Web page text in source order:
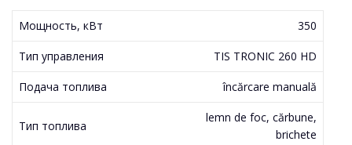
Мощность, кВт 350
Тип управления TIS TRONIC 260 HD
Подача топлива încărcare manuală
Тип топлива
lemn de foc, cărbune,
brichete